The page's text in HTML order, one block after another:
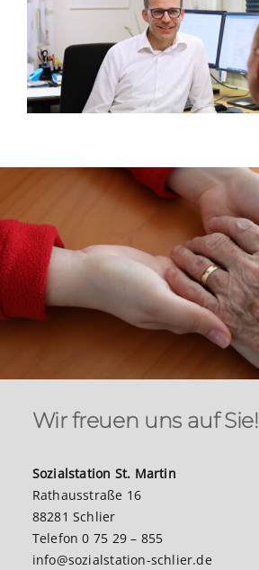
Wir freuen uns auf Sie!
Sozialstation St. Martin
Rathausstraße 16
88281 Schlier
Telefon 0 75 29 – 855
info@sozialstation-schlier.de